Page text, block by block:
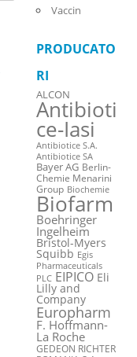
Vaccin
PRODUCATO
RI
ALCON
Antibioti
ce-Iasi
Antibiotice S.A.
Antibiotice SA
Bayer AG Berlin-
Chemie Menarini
Group Biochemie
Biofarm
Boehringer
Ingelheim
Bristol-Myers
Squibb Egis
Pharmaceuticals
PLC EIPICO Eli
Lilly and
Company
Europharm
F. Hoffmann-
La Roche
GEDEON RICHTER